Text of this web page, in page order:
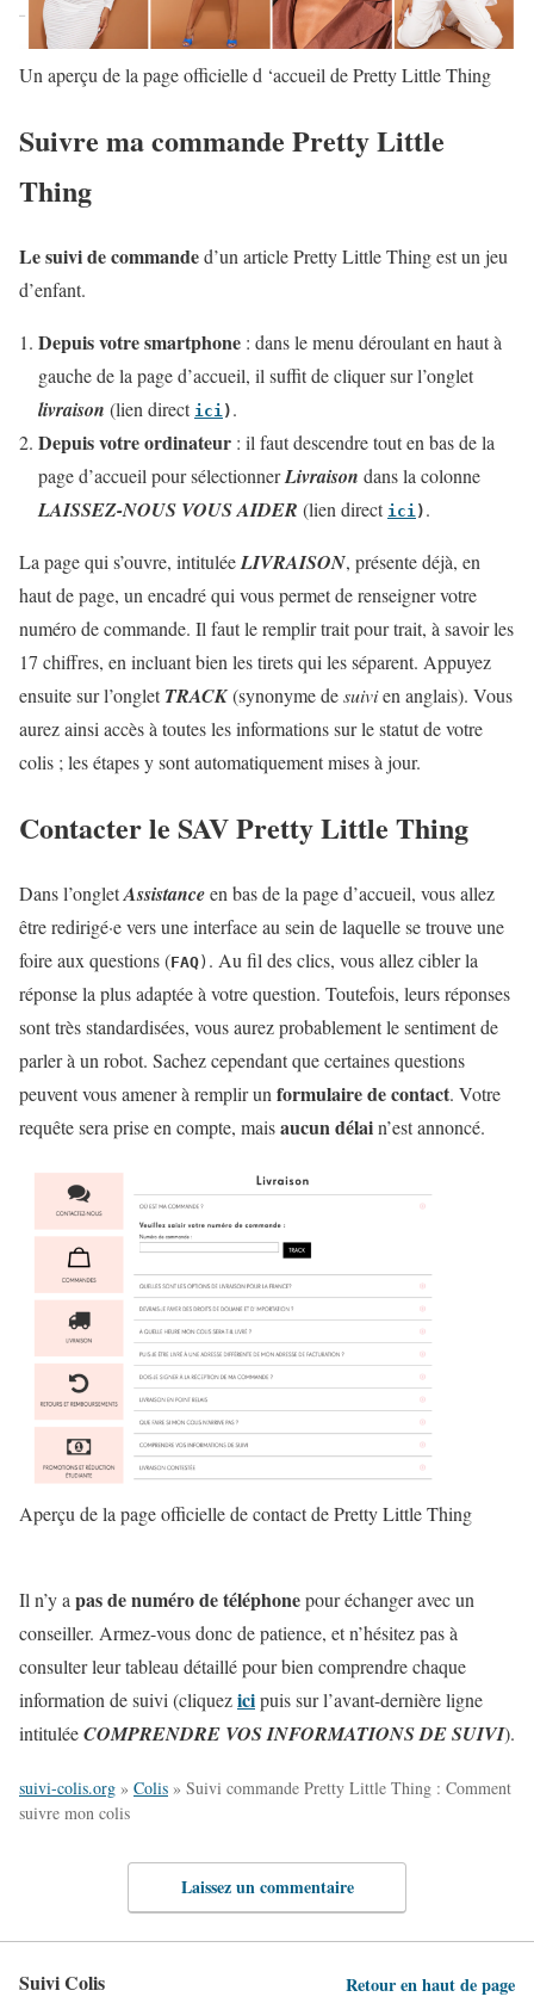
Un aperçu de la page officielle d ‘accueil de Pretty Little Thing
Suivre ma commande Pretty Little
Thing
Le suivi de commanded’un article Pretty Little Thing est un jeu
d’enfant.
Depuis votre smartphone : dans le menu déroulant en haut à
gauche de la page d’accueil, il suffit de cliquer sur l’onglet
livraison (lien direct ici) .
Depuis votre ordinateur : il faut descendre tout en bas de la
page d’accueil pour sélectionnerLivraison dans la colonne
LAISSEZ-NOUS VOUS AIDER (lien direct ici) .
La page qui s’ouvre, intituléeLIVRAISON, présente déjà, en
haut de page, un encadré qui vous permet de renseigner votre
numéro de commande. Il faut le remplir trait pour trait, à savoir les
17 chiffres, en incluant bien les tirets qui les séparent. Appuyez
ensuite sur l’ongletTRACK(synonyme desuivien anglais). Vous
aurez ainsi accès à toutes les informations sur le statut de votre
colis ; les étapes y sont automatiquement mises à jour.
Contacter le SAV Pretty Little Thing
Dans l’ongletAssistanceen bas de la page d’accueil, vous allez
être redirigé·e vers une interface au sein de laquelle se trouve une
foire aux questions (FAQ ) . Au fil des clics, vous allez cibler la
réponse la plus adaptée à votre question. Toutefois, leurs réponses
sont très standardisées, vous aurez probablement le sentiment de
parler à un robot. Sachez cependant que certaines questions
peuvent vous amener à remplir un formulaire de contact. Votre
requête sera prise en compte, maisaucun délain’est annoncé.
Aperçu de la page officielle de contact de Pretty Little Thing
Il n’y a pas de numéro de téléphonepour échanger avec un
conseiller. Armez-vous donc de patience, et n’hésitez pas à
consulter leur tableau détaillé pour bien comprendre chaque
information de suivi (cliquezicipuis sur l’avant-dernière ligne
intituléeCOMPRENDRE VOS INFORMATIONS DE SUIVI).
suivi-colis.org » Colis » Suivi commande Pretty Little Thing : Comment
suivre mon colis
Laissez un commentaire
Suivi Colis Retour en haut de page